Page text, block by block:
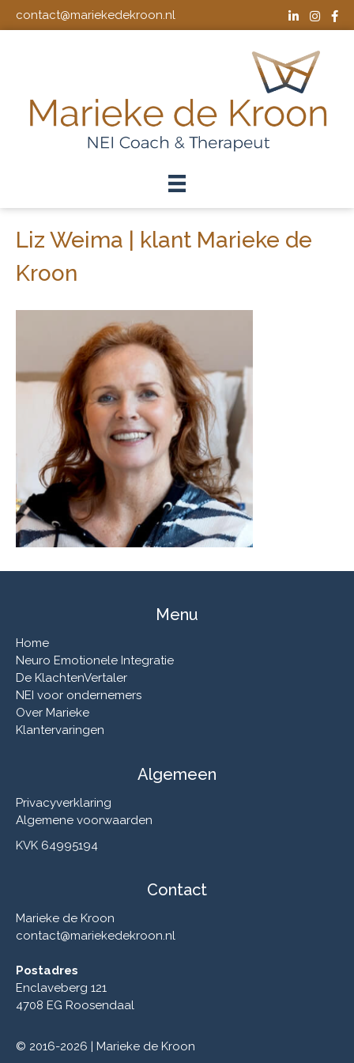
contact@mariekedekroon.nl
Liz Weima | klant Marieke de
Kroon
Menu
Home
Neuro Emotionele Integratie
De KlachtenVertaler
NEI voor ondernemers
Over Marieke
Klantervaringen
Algemeen
Privacyverklaring
Algemene voorwaarden
KVK 64995194
Contact
Marieke de Kroon
contact@mariekedekroon.nl
Postadres
Enclaveberg 121
4708 EG Roosendaal
© 2016-2026 | Marieke de Kroon